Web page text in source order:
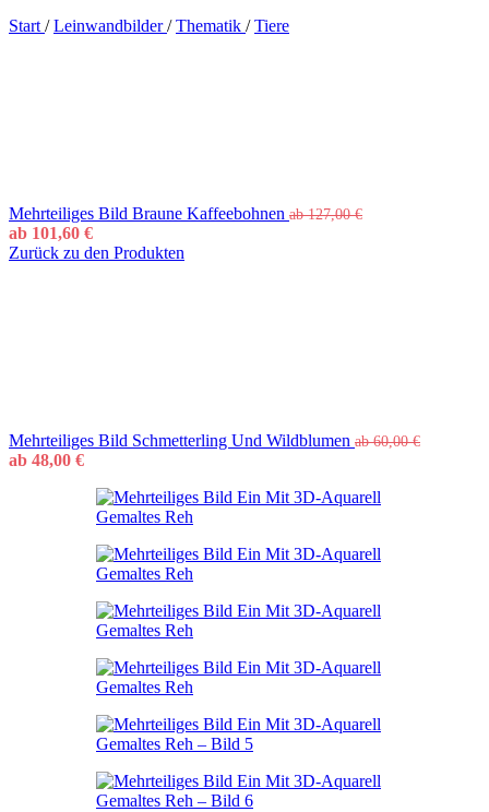
Start / Leinwandbilder/ Thematik / Tiere
Mehrteiliges Bild Braune Kaffeebohnen ab127,00€
ab 101,60 €
Zurück zu den Produkten
Mehrteiliges Bild Schmetterling Und Wildblumen ab60,00€
ab 48,00 €